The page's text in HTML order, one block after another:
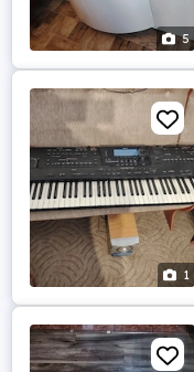
5
1